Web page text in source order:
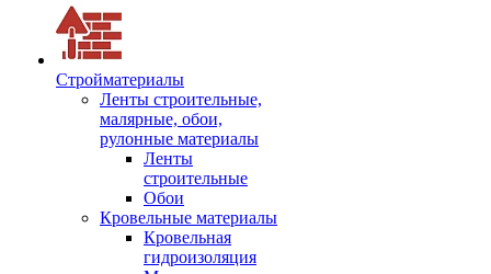
Стройматериалы
Ленты строительные,
малярные, обои,
рулонные материалы
Ленты
строительные
Обои
Кровельные материалы
Кровельная
гидроизоляция